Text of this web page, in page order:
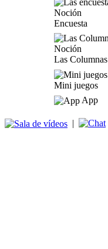
Encuesta
Las Columnas
Mini juegos
App
|